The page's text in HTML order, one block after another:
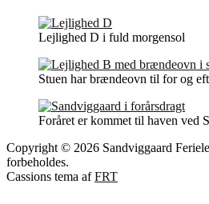
Lejlighed D i fuld morgensol
Stuen har brændeovn til for og
Foråret er kommet til haven ved
Copyright © 2026 Sandviggaard
forbeholdes.
Cassions tema afFRT